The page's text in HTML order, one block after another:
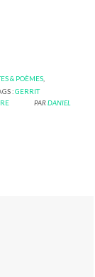
& POÈMES
:GERRIT
PARDANIEL